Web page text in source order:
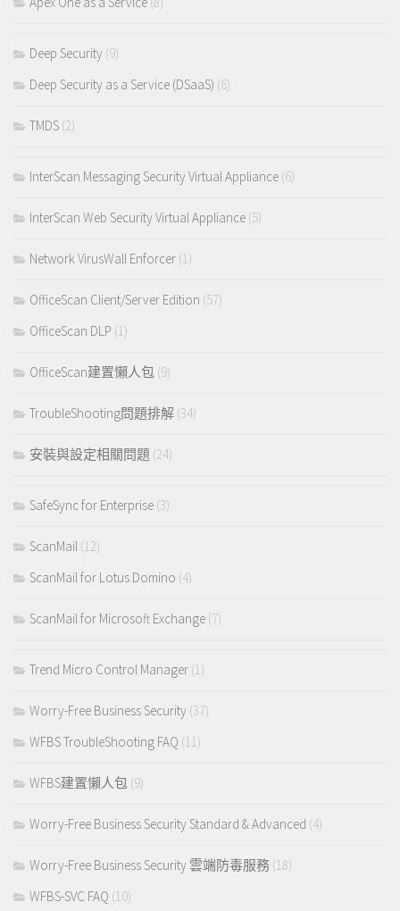
Deep Security (9)
Deep Security as a Service (DSaaS) (6)
TMDS (2)
InterScan Messaging Security Virtual Appliance (6)
InterScan Web Security Virtual Appliance (5)
Network VirusWall Enforcer (1)
OfficeScan Client/Server Edition (57)
OfficeScan DLP (1)
OfficeScan建置懶人包 (9)
TroubleShooting問題排解 (34)
安裝與設定相關問題 (24)
SafeSync for Enterprise (3)
ScanMail (12)
ScanMail for Lotus Domino (4)
ScanMail for Microsoft Exchange (7)
Trend Micro Control Manager (1)
Worry-Free Business Security (37)
WFBS TroubleShooting FAQ (11)
WFBS建置懶人包 (9)
Worry-Free Business Security Standard & Advanced (4)
Worry-Free Business Security 雲端防毒服務 (18)
WFBS-SVC FAQ (10)